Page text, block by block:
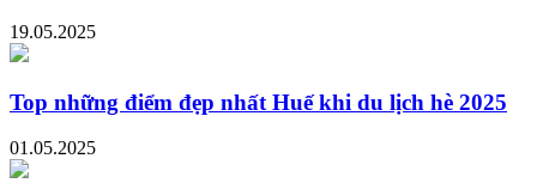
19.05.2025
Top những điểm đẹp nhất Huế khi du lịch hè 2025
01.05.2025